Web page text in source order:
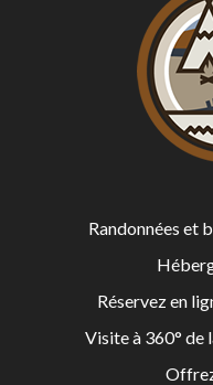
Randonnées et
Réservez en
Visite à 360° de